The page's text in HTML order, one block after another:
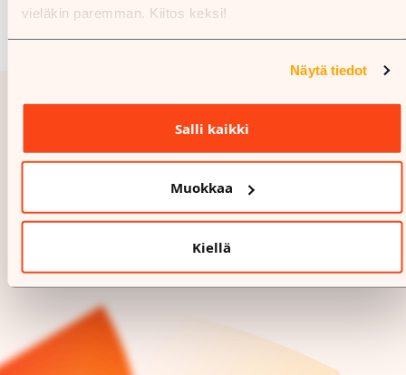
vieläkin paremman. Kiitos keksi!
Näytä tiedot
Salli kaikki
Muokkaa
Kiellä